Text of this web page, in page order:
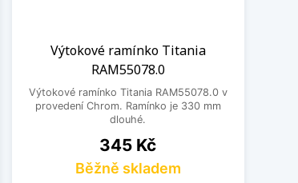
Výtokové ramínko Titania
RAM55078.0
Výtokové ramínko Titania RAM55078.0 v
provedení Chrom. Ramínko je 330 mm
dlouhé.
Cena
345 Kč
Běžně skladem